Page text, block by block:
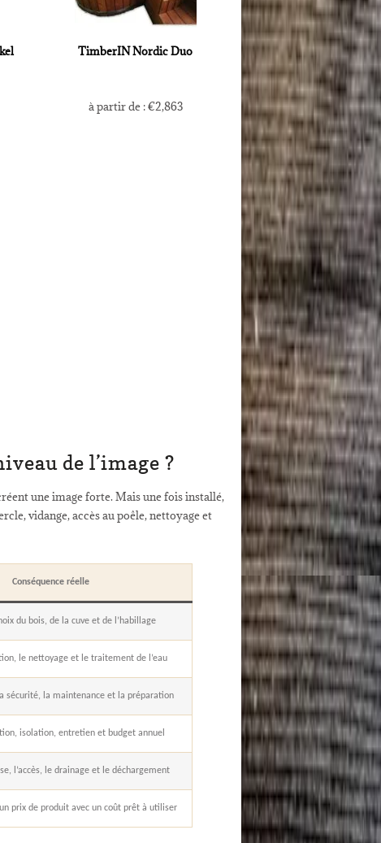
TimberIN Nordic Duo
à partir de :€2,863
de l’image ?
une image forte. Mais une fois installé,
vidange, accès au poêle, nettoyage et
Conséquence réelle
du bois, de la cuve et de l’habillage
le nettoyage et le traitement de l’eau
sécurité, la maintenance et la préparation
isolation, entretien et budget annuel
l’accès, le drainage et le déchargement
prix de produit avec un coût prêt à utiliser